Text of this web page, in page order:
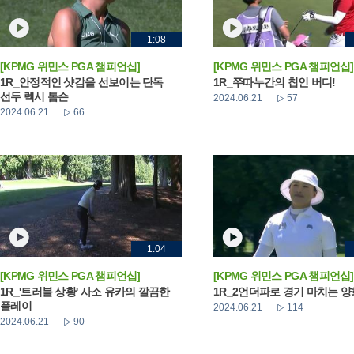
1:08
[KPMG 위민스 PGA 챔피언십]
1R_안정적인 샷감을 선보이는 단독
선두 렉시 톰슨
2024.06.21 66
[KPMG 위민스 PGA 챔피언십]
1R_쭈따누간의 칩인 버디!
2024.06.21 57
1:04
[KPMG 위민스 PGA 챔피언십]
1R_'트러블 상황' 사소 유카의 깔끔한
플레이
2024.06.21 90
[KPMG 위민스 PGA 챔피언십]
1R_2언더파로 경기 마치는 양
2024.06.21 114